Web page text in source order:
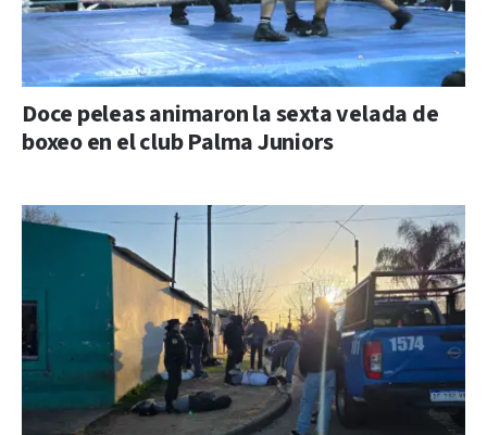
Doce peleas animaron la sexta velada de
boxeo en el club Palma Juniors